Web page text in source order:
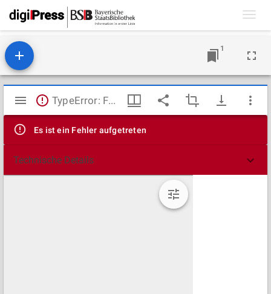
1
Mirador
Viewer
TypeError: Failed to fetch
Es ist ein Fehler aufgetreten
Technische Details